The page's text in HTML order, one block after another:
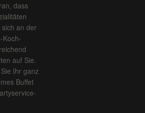
dass
an der
Koch-
auf Sie.
Ihr ganz
Buffet